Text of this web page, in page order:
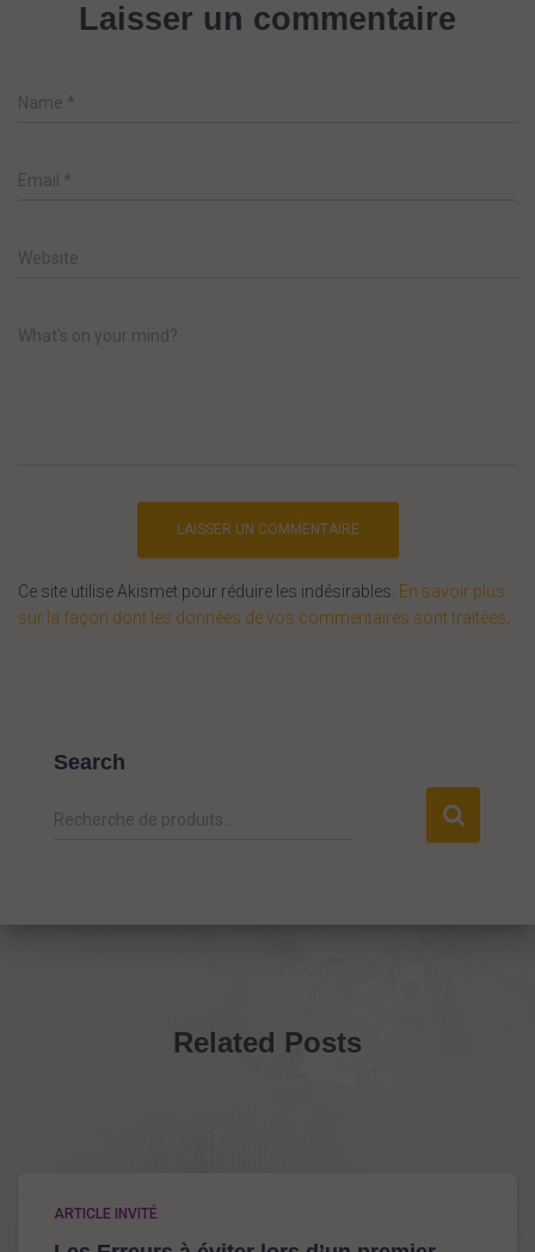
Laisser un commentaire
Name *
Email *
Website
What's on your mind?
Ce site utilise Akismet pour réduire les indésirables. En savoir plus
sur la façon dont les données de vos commentaires sont traitées.
Search
R
Recherche de produits…
Related Posts
ARTICLE INVITÉ